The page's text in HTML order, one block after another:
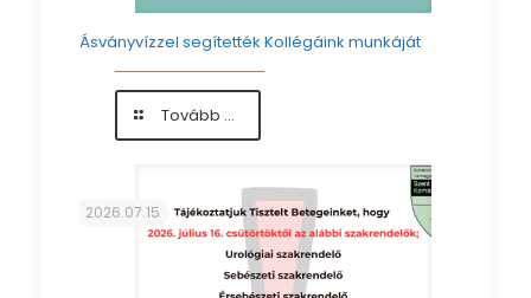
Ásványvízzel segítették Kollégáink munkáját
Tovább ...-
Ásványvízzel
Kollégáink
munkáját
2026.07.15